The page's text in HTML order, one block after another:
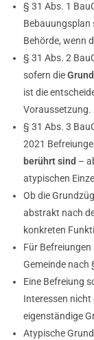
§ 31 Abs. 1
Bebauungsplan
Behörde, wenn
§ 31 Abs. 2
sofern die
ist die
Voraussetzung.
§ 31 Abs. 3
2021
berührt sind –
atypischen
Ob die
abstrakt nach
konkreten
Für
Gemeinde nach
Eine Befreiung
Interessen
eigenständige
Atypische